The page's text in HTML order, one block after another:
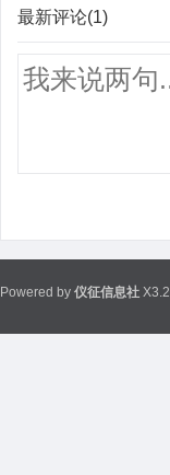
最新评论(1)
Powered by 仪征信息社 X3.2